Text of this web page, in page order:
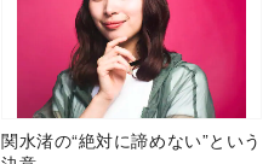
関水渚の“絶対に諦めない”という